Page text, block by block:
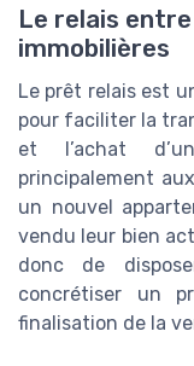
Le relais
immobilières
Le prêt relais est
pour faciliter la
et l’achat
principalement
un nouvel
vendu leur bien
donc de
concrétiser un
finalisation de la